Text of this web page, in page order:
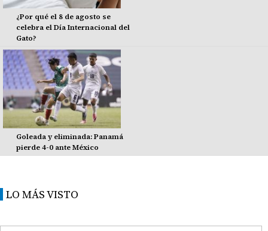
¿Por qué el 8 de agosto se
celebra el Día Internacional del
Gato?
Goleada y eliminada: Panamá
pierde 4-0 ante México
LO MÁS VISTO